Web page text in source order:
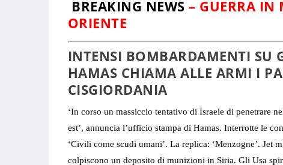
BREAKING NEWS – GUERRA IN
ORIENTE
INTENSI BOMBARDAMENTI SU
HAMAS CHIAMA ALLE ARMI I
CISGIORDANIA
‘In corso un massiccio tentativo di Israele di penetrare
est’, annuncia l’ufficio stampa di Hamas. Interrotte le
‘Civili come scudi umani’. La replica: ‘Menzogne’. Jet
colpiscono un deposito di munizioni in Siria. Gli Usa